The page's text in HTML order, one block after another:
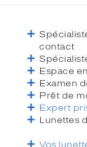
contact
Espace
Examen
Prêt de
Expert
Lunettes
Vos